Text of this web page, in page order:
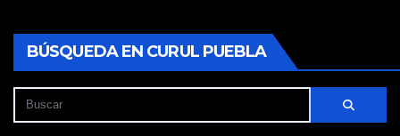
BÚSQUEDA EN CURUL PUEBLA